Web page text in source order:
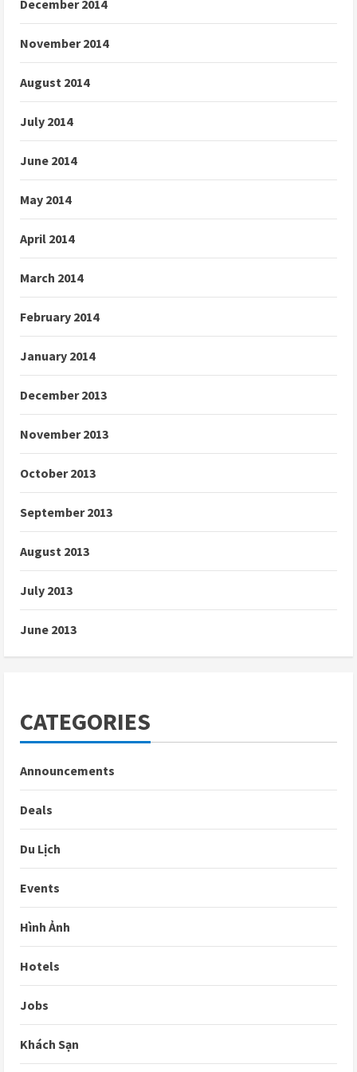
December 2014
November 2014
August 2014
July 2014
June 2014
May 2014
April 2014
March 2014
February 2014
January 2014
December 2013
November 2013
October 2013
September 2013
August 2013
July 2013
June 2013
CATEGORIES
Announcements
Deals
Du Lịch
Events
Hình Ảnh
Hotels
Jobs
Khách Sạn